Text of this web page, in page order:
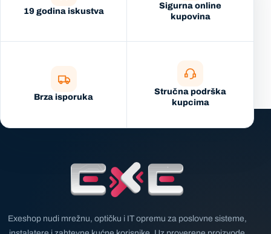
19 godina iskustva
Sigurna online
kupovina
Brza isporuka
Stručna podrška
kupcima
Exeshop nudi mrežnu, optičku i IT opremu za poslovne sisteme,